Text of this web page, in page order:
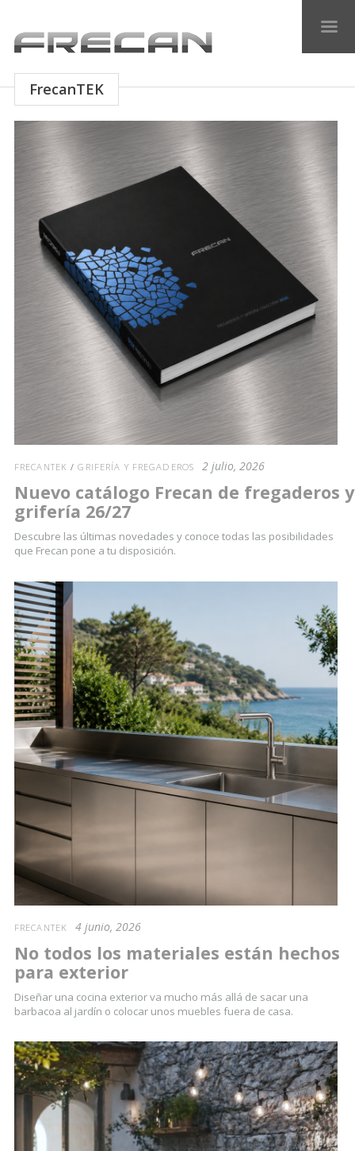
FrecanTEK
FRECANTEK /GRIFERÍA Y FREGADEROS 2 julio, 2026
Nuevo catálogo Frecan de fregaderos y
grifería 26/27
Descubre las últimas novedades y conoce todas las posibilidades
que Frecan pone a tu disposición.
FRECANTEK 4 junio, 2026
No todos los materiales están hechos
para exterior
Diseñar una cocina exterior va mucho más allá de sacar una
barbacoa al jardín o colocar unos muebles fuera de casa.